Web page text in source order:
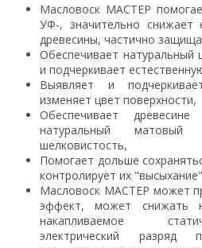
Масловоск МАСТЕР
УФ-, значительно снижает
древесины, частично
Обеспечивает натуральный
и подчеркивает
Выявляет и
изменяет цвет поверхности,
Обеспечивает
натуральный
шелковистость,
Помогает дольше
контролирует их
Масловоск МАСТЕР может
эффект, может снижать
накапливаемое
электрический разряд